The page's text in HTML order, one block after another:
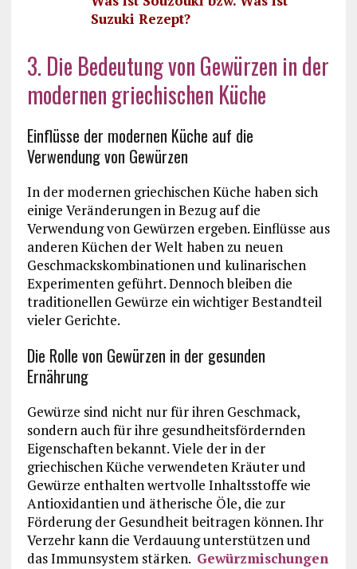
Suzuki Rezept?
3. Die Bedeutung von Gewürzen in der
modernen griechischen Küche
Einflüsse der modernen Küche auf die
Verwendung von Gewürzen
In der modernen griechischen Küche haben sich
einige Veränderungen in Bezug auf die
Verwendung von Gewürzen ergeben. Einflüsse aus
anderen Küchen der Welt haben zu neuen
Geschmackskombinationen und kulinarischen
Experimenten geführt. Dennoch bleiben die
traditionellen Gewürze ein wichtiger Bestandteil
vieler Gerichte.
Die Rolle von Gewürzen in der gesunden
Ernährung
Gewürze sind nicht nur für ihren Geschmack,
sondern auch für ihre gesundheitsfördernden
Eigenschaften bekannt. Viele der in der
griechischen Küche verwendeten Kräuter und
Gewürze enthalten wertvolle Inhaltsstoffe wie
Antioxidantien und ätherische Öle, die zur
Förderung der Gesundheit beitragen können. Ihr
Verzehr kann die Verdauung unterstützen und
das Immunsystem stärken. Gewürzmischungen